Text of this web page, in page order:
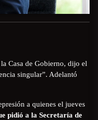
Casa de Gobierno, dijo el
singular”. Adelantó
a quienes el jueves
pidió a la Secretaría de